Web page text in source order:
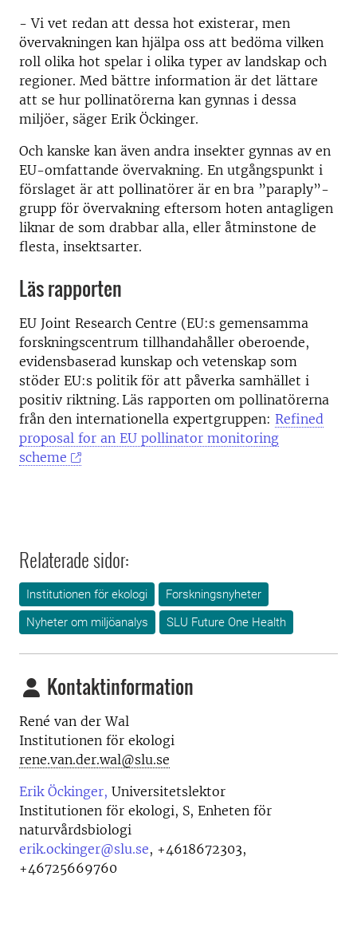
- Vi vet redan att dessa hot existerar, men
övervakningen kan hjälpa oss att bedöma vilken
roll olika hot spelar i olika typer av landskap och
regioner. Med bättre information är det lättare
att se hur pollinatörerna kan gynnas i dessa
miljöer, säger Erik Öckinger.
Och kanske kan även andra insekter gynnas av en
EU-omfattande övervakning. En utgångspunkt i
förslaget är att pollinatörer är en bra ”paraply”-
grupp för övervakning eftersom hoten antagligen
liknar de som drabbar alla, eller åtminstone de
flesta, insektsarter.
Läs rapporten
EU Joint Research Centre (EU:s gemensamma
forskningscentrum tillhandahåller oberoende,
evidensbaserad kunskap och vetenskap som
stöder EU:s politik för att påverka samhället i
positiv riktning. Läs rapporten om pollinatörerna
från den internationella expertgruppen: Refined
proposal for an EU pollinator monitoring
scheme
Relaterade sidor:
Institutionen för ekologi
Forskningsnyheter
Nyheter om miljöanalys
SLU Future One Health
Kontaktinformation
René van der Wal
Institutionen för ekologi
rene.van.der.wal@slu.se
Erik Öckinger, Universitetslektor
Institutionen för ekologi, S, Enheten för
naturvårdsbiologi
erik.ockinger@slu.se, +4618672303,
+46725669760